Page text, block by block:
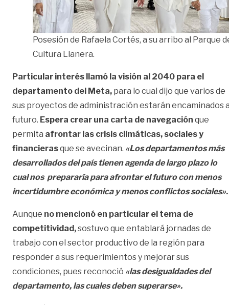
Posesión de Rafaela Cortés, a su arribo al Parque
Cultura Llanera.
Particular interés llamó la visión al 2040 para el
departamento del Meta, para lo cual dijo que varios de
sus proyectos de administración estarán encaminados
futuro. Espera crear una carta de navegación que
permita afrontar las crisis climáticas, sociales y
financierasque se avecinan. «Los departamentos más
desarrollados del país tienen agenda de largo plazo lo
cual nos prepararía para afrontar el futuro con menos
incertidumbre económica y menos conflictos sociales».
Aunque no mencionó en particular el tema de
competitividad,sostuvo que entablará jornadas de
trabajo con el sector productivo de la región para
responder a sus requerimientos y mejorar sus
condiciones, pues reconoció «las desigualdades del
departamento, las cuales deben superarse».